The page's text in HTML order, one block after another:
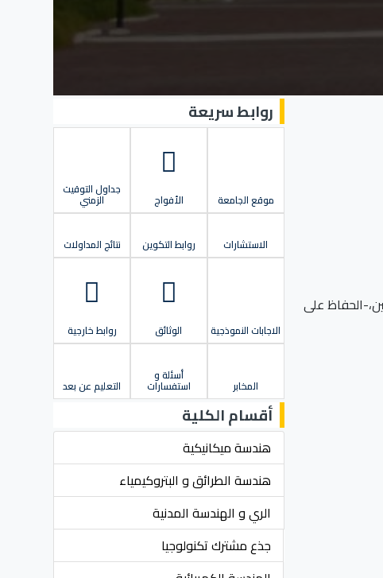
الحفاظ على
روابط سريعة
موقع الجامعة الأفواج
جداول التوقيت
الزمني
الاستشارات روابط التكوين نتائج المداولات
الاجابات النموذجية الوثائق روابط خارجية
المخابر
أسئلة و
استفسارات التعليم عن بعد
أقسام الكلية
هندسة ميكانيكية
هندسة الطرائق و البتروكيمياء
الري و الهندسة المدنية
جذع مشترك تكنولوجيا